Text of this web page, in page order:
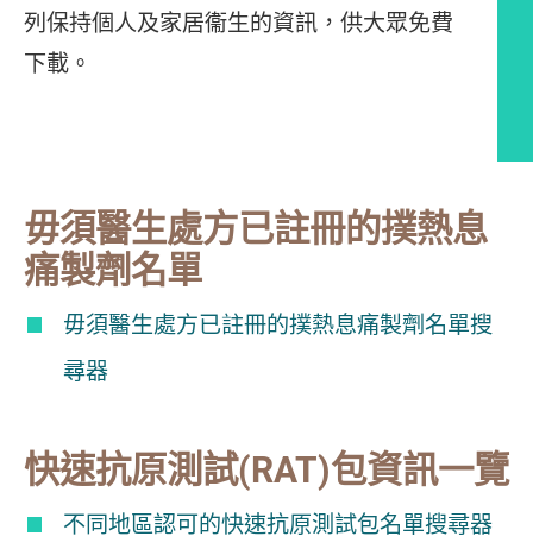
列保持個人及家居衞生的資訊，供大眾免費
下載。
毋須醫生處方已註冊的撲熱息
痛製劑名單
毋須醫生處方已註冊的撲熱息痛製劑名單搜
尋器
快速抗原測試(RAT)包資訊一覽
不同地區認可的快速抗原測試包名單搜尋器